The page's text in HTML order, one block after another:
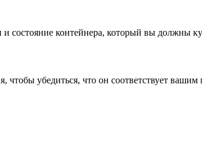
состояние контейнера, который вы должны
убедиться, что он соответствует вашим